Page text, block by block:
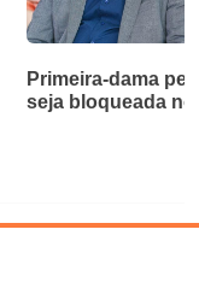
Primeira-dama
seja bloqueada